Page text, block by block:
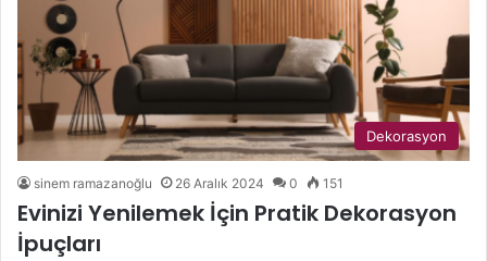
Dekorasyon
sinem ramazanoğlu 26 Aralık 2024 0 151
Evinizi Yenilemek İçin Pratik Dekorasyon
İpuçları